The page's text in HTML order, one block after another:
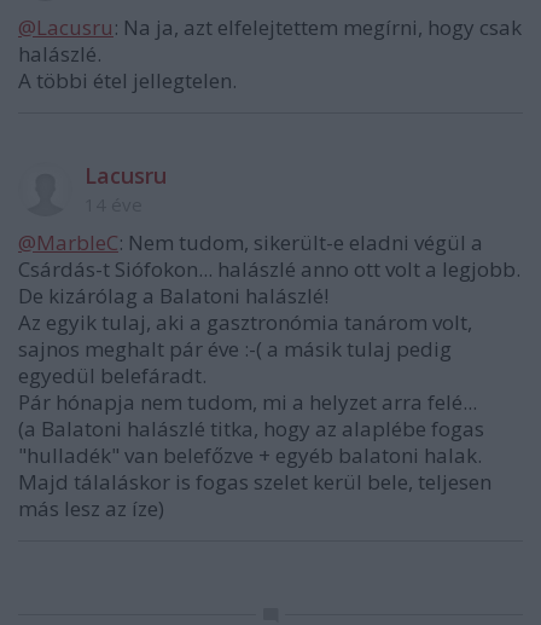
@Lacusru: Na ja, azt elfelejtettem megírni, hogy csak
halászlé.
A többi étel jellegtelen.
Lacusru
@MarbleC: Nem tudom, sikerült-e eladni végül a
Csárdás-t Siófokon... halászlé anno ott volt a legjobb.
De kizárólag a Balatoni halászlé!
Az egyik tulaj, aki a gasztronómia tanárom volt,
sajnos meghalt pár éve :-( a másik tulaj pedig
egyedül belefáradt.
Pár hónapja nem tudom, mi a helyzet arra felé...
(a Balatoni halászlé titka, hogy az alaplébe fogas
"hulladék" van belefőzve + egyéb balatoni halak.
Majd tálaláskor is fogas szelet kerül bele, teljesen
más lesz az íze)